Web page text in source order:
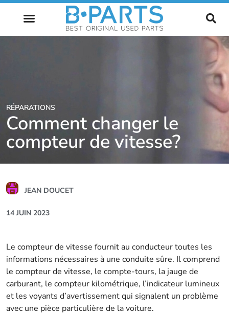
RÉPARATIONS
Comment changer le
compteur de vitesse?
JEAN DOUCET
14 JUIN 2023
Le compteur de vitesse fournit au conducteur toutes les
informations nécessaires à une conduite sûre. Il comprend
le compteur de vitesse, le compte-tours, la jauge de
carburant, le compteur kilométrique, l’indicateur lumineux
et les voyants d’avertissement qui signalent un problème
avec une pièce particulière de la voiture.